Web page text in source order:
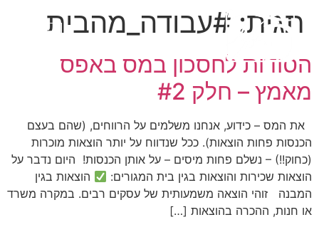
תגית: #עבודה_מהבית
הסודות לחסכון במס באפס
מאמץ – חלק #2
את המס – כידוע, אנחנו משלמים על הרווחים, (שהם בעצם
הכנסות פחות הוצאות). ככל שנדווח על יותר הוצאות מוכרות
(כחוק!!) – נשלם פחות מיסים – על אותן הכנסות! היום נדבר על
הוצאות שכירות והוצאות בגין בית המגורים:
הוצאות בגין
המבנה זוהי הוצאה משמעותית של עסקים רבים. במקרה משרד
או חנות, ההכרה בהוצאות […]